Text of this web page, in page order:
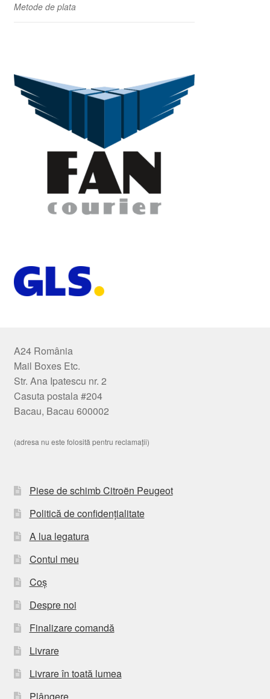
Metode de plata
A24 România
Mail Boxes Etc.
Str. Ana Ipatescu nr. 2
Casuta postala #204
Bacau, Bacau 600002
(adresa nu este folosită pentru reclamații)
Piese de schimb Citroën Peugeot
Politică de confidențialitate
A lua legatura
Contul meu
Coș
Despre noi
Finalizare comandă
Livrare
Livrare în toată lumea
Plângere